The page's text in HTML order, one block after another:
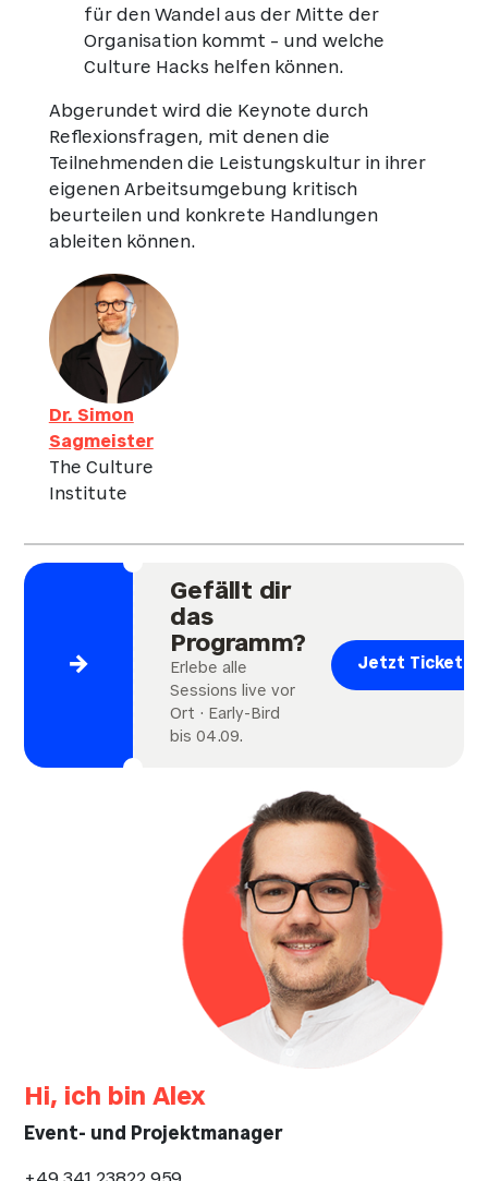
für den Wandel aus der Mitte der
Organisation kommt – und welche
Culture Hacks helfen können.
Abgerundet wird die Keynote durch
Reflexionsfragen, mit denen die
Teilnehmenden die Leistungskultur in ihrer
eigenen Arbeitsumgebung kritisch
beurteilen und konkrete Handlungen
ableiten können.
Dr. Simon
Sagmeister
The Culture
Institute
→
Gefällt dir
das
Programm?
Erlebe alle
Sessions live vor
Ort · Early-Bird
bis 04.09.
Jetzt Ticket
Hi, ich bin Alex
Event- und Projektmanager